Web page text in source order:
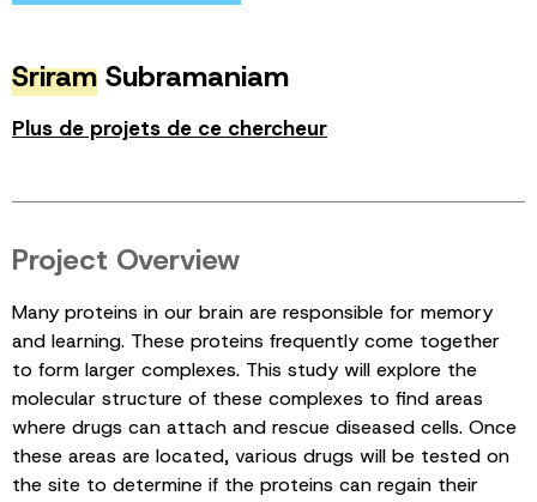
Sriram Subramaniam
Plus de projets de ce chercheur
Project Overview
Many proteins in our brain are responsible for memory
and learning. These proteins frequently come together
to form larger complexes. This study will explore the
molecular structure of these complexes to find areas
where drugs can attach and rescue diseased cells. Once
these areas are located, various drugs will be tested on
the site to determine if the proteins can regain their